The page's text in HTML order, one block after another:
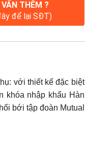
THÊM ?
để lại SĐT)
với thiết kế đặc biệt
khóa nhập khẩu Hàn
bới tập đoàn Mutual